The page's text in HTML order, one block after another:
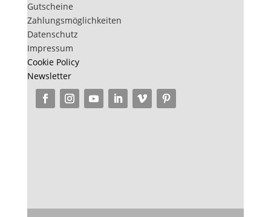
Gutscheine
Zahlungsmöglichkeiten
Datenschutz
Impressum
Cookie Policy
Newsletter